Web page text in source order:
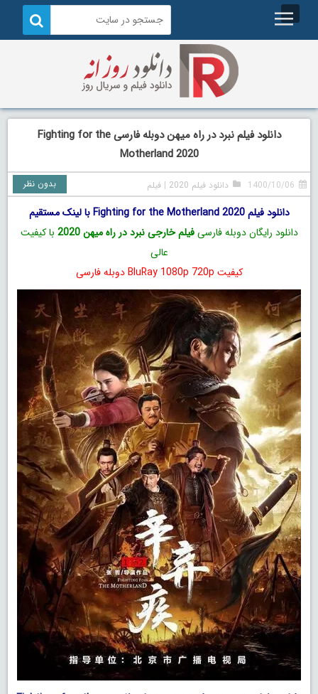
دانلود فیلم نبرد در راه میهن دوبله فارسی Fighting for the
Motherland 2020
1400/10/06 دانلود فیلم 2020 |فیلم بدون نظر
دانلود فیلم Fighting for the Motherland 2020 با لینک مستقیم
دانلود رایگان دوبله فارسیفیلم خارجی نبرد در راه میهن 2020
با کیفیت
عالی
کیفیت BluRay 1080p 720p دوبله فارسی